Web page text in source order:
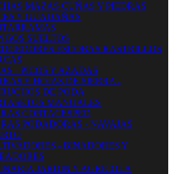
MAZAS CUÑAS Y PIEDRAS
Y GUADAÑAS
SUELTOS
ESCOBAS RASTRILLOS
- PICOS Y AZADAS
Y HOJAS DE SIERRA -
DE PODA
MANUALES
CORTACESPED
PODADORAS - NAVAJAS
- BINADORES Y
JARDIN Y AGRICOLA